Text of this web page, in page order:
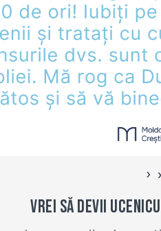
‹ ›
Vrei să devii